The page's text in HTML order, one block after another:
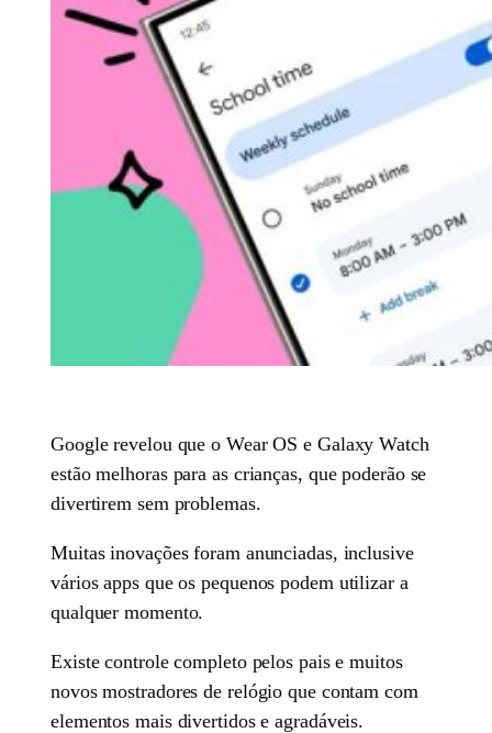
Google revelou que o Wear OS e Galaxy Watch
estão melhoras para as crianças, que poderão se
divertirem sem problemas.
Muitas inovações foram anunciadas, inclusive
vários apps que os pequenos podem utilizar a
qualquer momento.
Existe controle completo pelos pais e muitos
novos mostradores de relógio que contam com
elementos mais divertidos e agradáveis.